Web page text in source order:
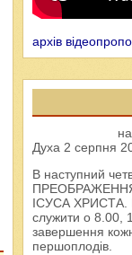
архів
Духа 2 серпня
В наступний
ІСУСА ХРИСТА.
служити о 8.00,
завершення
першоплодів.